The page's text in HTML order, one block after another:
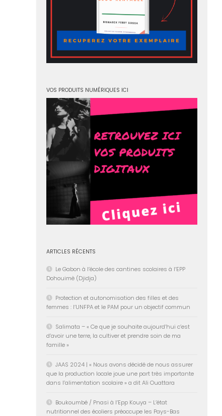
VOS PRODUITS NUMÉRIQUES ICI
ARTICLES RÉCENTS
Le Gabon à l’école des cantines scolaires à l’EPP
Dohouimè (Djidja)
Protection et autonomisation des filles et des
femmes : l’UNFPA et le PAM pour un objectif commun
Salimata – « Ce que je souhaite aujourd’hui c’est
d’avoir une terre, la cultiver et prendre soin de ma
famille »
JAAS 2024 | « Nous avons décidé de nous assurer
que la production locale joue une part très importante
dans l’alimentation scolaire » a dit Ali Ouattara
Boukoumbé / Pnasi à l’Epp Kouya – L’état
nutritionnel des écoliers préoccupe les Pays-Bas